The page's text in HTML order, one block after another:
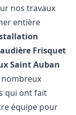
nos travaux
entière
Frisquet
Saint Auban
nombreux
qui ont fait
équipe pour